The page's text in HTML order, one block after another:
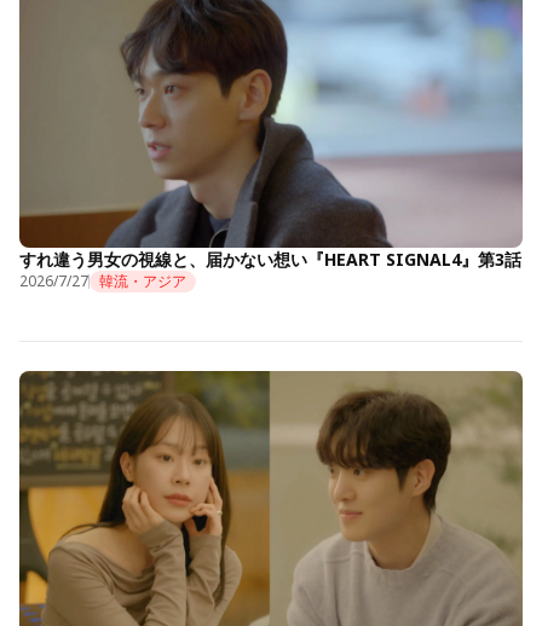
すれ違う男女の視線と、届かない想い『HEART SIGNAL4』第3話
2026/7/27 韓流・アジア